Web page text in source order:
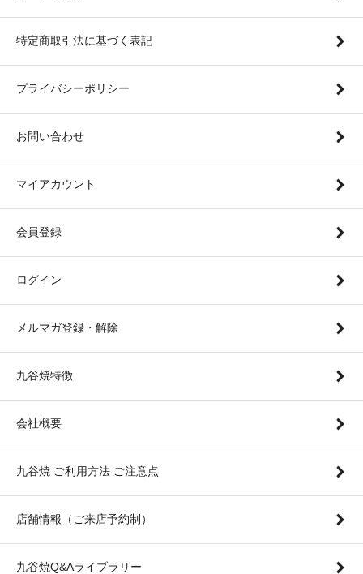
特定商取引法に基づく表記
プライバシーポリシー
お問い合わせ
マイアカウント
会員登録
ログイン
メルマガ登録・解除
九谷焼特徴
会社概要
九谷焼 ご利用方法 ご注意点
店舗情報（ご来店予約制）
九谷焼Q&Aライブラリー